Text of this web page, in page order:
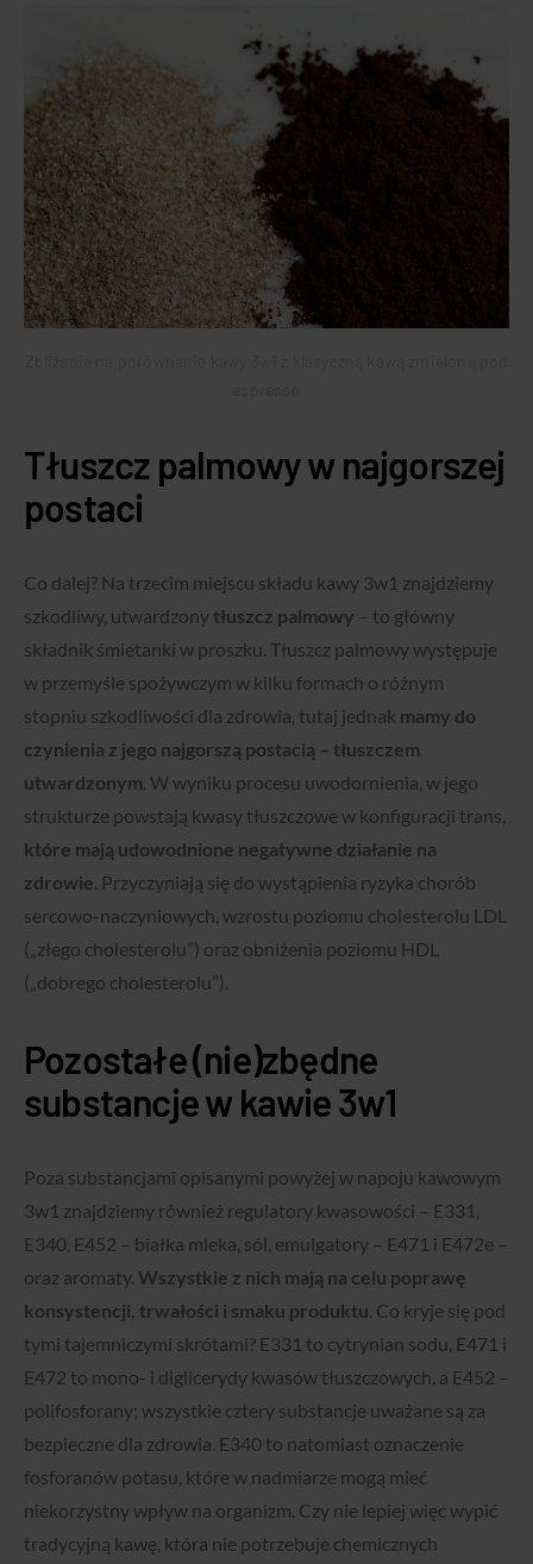
Tłuszcz palmowy w najgorszej
postaci
Co dalej? Na trzecim miejscu składu kawy 3w1 znajdziemy
szkodliwy, utwardzony tłuszcz palmowy – to główny
składnik śmietanki w proszku. Tłuszcz palmowy występuje
w przemyśle spożywczym w kilku formach o różnym
stopniu szkodliwości dla zdrowia, tutaj jednak mamy do
czynienia z jego najgorszą postacią – tłuszczem
utwardzonym. W wyniku procesu uwodornienia, w jego
strukturze powstają kwasy tłuszczowe w konfiguracji trans,
które mają udowodnione negatywne działanie na
zdrowie. Przyczyniają się do wystąpienia ryzyka chorób
sercowo-naczyniowych, wzrostu poziomu cholesterolu LDL
(„złego cholesterolu”) oraz obniżenia poziomu HDL
(„dobrego cholesterolu”).
Pozostałe (nie)zbędne
substancje w kawie 3w1
Poza substancjami opisanymi powyżej w napoju kawowym
3w1 znajdziemy również regulatory kwasowości – E331,
E340, E452 – białka mleka, sól, emulgatory – E471 i E472e –
oraz aromaty. Wszystkie z nich mają na celu poprawę
konsystencji, trwałości i smaku produktu. Co kryje się pod
tymi tajemniczymi skrótami? E331 to cytrynian sodu, E471 i
E472 to mono- i diglicerydy kwasów tłuszczowych, a E452 –
polifosforany; wszystkie cztery substancje uważane są za
bezpieczne dla zdrowia. E340 to natomiast oznaczenie
fosforanów potasu, które w nadmiarze mogą mieć
niekorzystny wpływ na organizm. Czy nie lepiej więc wypić
tradycyjną kawę, która nie potrzebuje chemicznych